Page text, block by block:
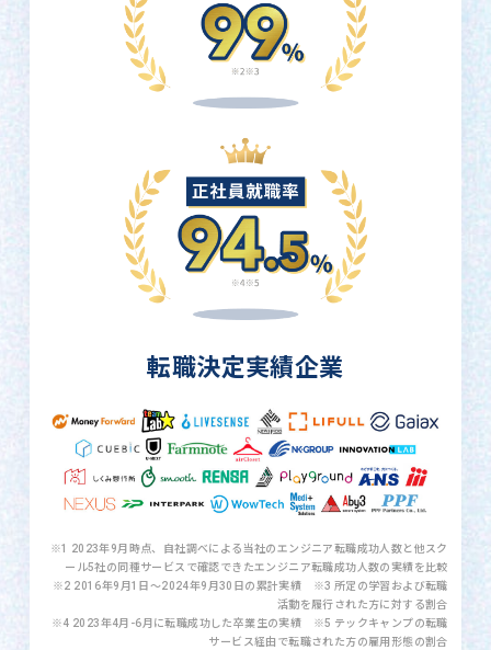
転職決定実績企業
※1 2023年9月時点、自社調べによる当社のエンジニア転職成功人数と他スク
ール5社の同種サービスで確認できたエンジニア転職成功人数の実績を比較
※2 2016年9月1日〜2024年9月30日の累計実績 ※3 所定の学習および転職
活動を履行された方に対する割合
※4 2023年4月-6月に転職成功した卒業生の実績 ※5 テックキャンプの転職
サービス経由で転職された方の雇用形態の割合